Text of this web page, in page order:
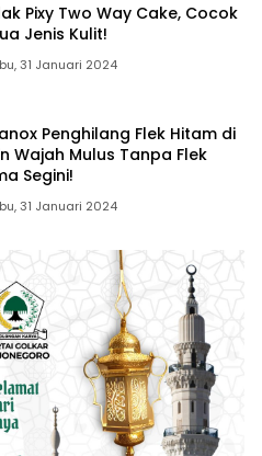
Pixy Two Way Cake, Cocok
Jenis Kulit!
31 Januari 2024
Penghilang Flek Hitam di
Wajah Mulus Tanpa Flek
Segini!
31 Januari 2024